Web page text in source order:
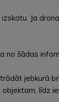
Ja
no šādas
jebkurā
līdz